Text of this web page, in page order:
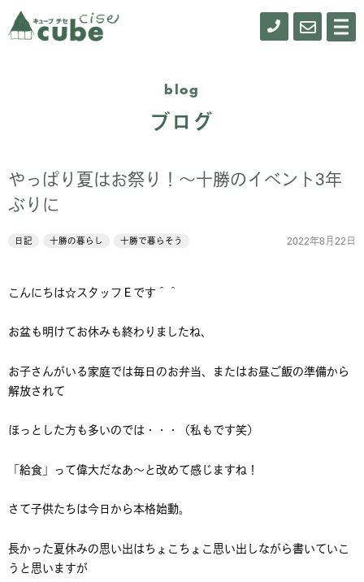
メ
ニ
0155- お
blog
ブログ
やっぱり夏はお祭り！～十勝のイベント3年
ぶりに
日記 十勝の暮らし 十勝で暮らそう 2022年8月22日
こんにちは☆スタッフＥです＾＾
お盆も明けてお休みも終わりましたね、
お子さんがいる家庭では毎日のお弁当、またはお昼ご飯の準備から
解放されて
ほっとした方も多いのでは・・・（私もです笑）
「給食」って偉大だなあ～と改めて感じますね！
さて子供たちは今日から本格始動。
長かった夏休みの思い出はちょこちょこ思い出しながら書いていこ
うと思いますが